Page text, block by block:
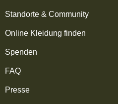
Standorte & Community
Online Kleidung finden
Spenden
FAQ
Presse